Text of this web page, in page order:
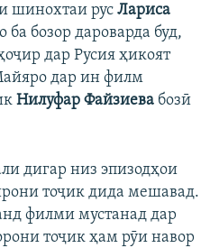
шинохтаи рус Лариса
бозор дароварда буд,
дар Русия ҳикоят
дар ин филм
Нилуфар Файзиева бозӣ
дигар низ эпизодҳои
тоҷик дида мешавад.
филми мустанад дар
тоҷик ҳам рӯи навор